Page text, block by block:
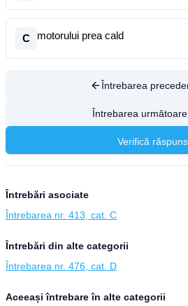
C motorului prea cald
Întrebarea
Întrebarea
Verifică
Întrebări asociate
Întrebarea nr. 413, cat. C
Întrebări din alte categorii
Întrebarea nr. 476, cat. D
Aceeași întrebare în alte categorii